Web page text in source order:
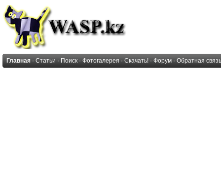
Главная · Статьи · Поиск · Фотогалерея · Скачать! · Форум · Обратная связь